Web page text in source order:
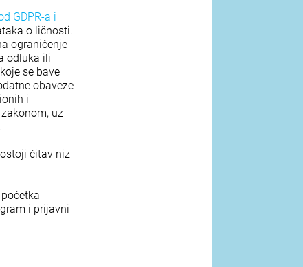
GDPR-a i
o ličnosti.
ograničenje
odluka ili
se bave
obaveze
i
uz
čitav niz
i prijavni